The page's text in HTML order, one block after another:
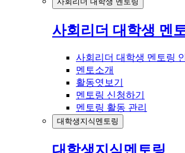
사회리더 대학생 멘
사회리더 대학생 멘토링
멘토소개
활동엿보기
멘토링 신청하기
멘토링 활동 관리
대학생지식멘토링
대학생지식멘토링